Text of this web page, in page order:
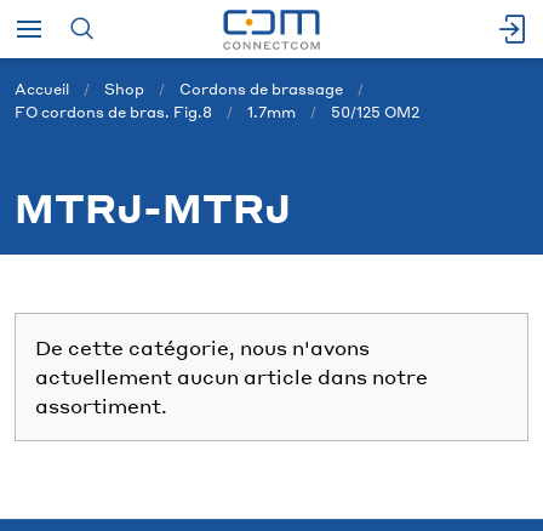
Accueil Shop
Cordons de brassage
FO cordons de bras. Fig.8
1.7mm 50/125 OM2
MTRJ-MTRJ
De cette catégorie, nous n'avons
actuellement aucun article dans notre
assortiment.